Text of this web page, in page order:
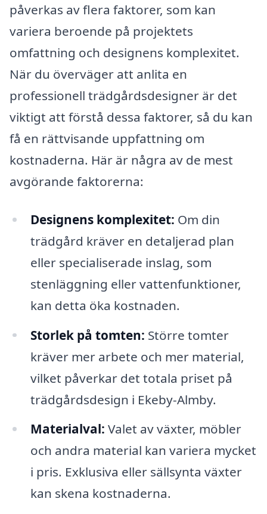
påverkas av flera faktorer, som kan
variera beroende på projektets
omfattning och designens komplexitet.
När du överväger att anlita en
professionell trädgårdsdesigner är det
viktigt att förstå dessa faktorer, så du kan
få en rättvisande uppfattning om
kostnaderna. Här är några av de mest
avgörande faktorerna:
Designens komplexitet: Om din
trädgård kräver en detaljerad plan
eller specialiserade inslag, som
stenläggning eller vattenfunktioner,
kan detta öka kostnaden.
Storlek på tomten: Större tomter
kräver mer arbete och mer material,
vilket påverkar det totala priset på
trädgårdsdesign i Ekeby-Almby.
Materialval: Valet av växter, möbler
och andra material kan variera mycket
i pris. Exklusiva eller sällsynta växter
kan skena kostnaderna.